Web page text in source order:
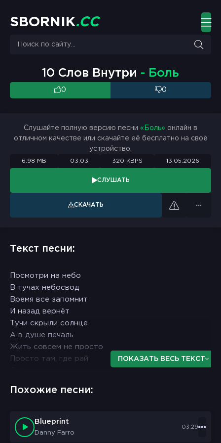
S BO R N K.CC
10 Слов Внутри - Боль
0 0
Слушайте полную версию песни «Боль» онлайн в
отличном качестве или скачайте её бесплатно на своё
устройство.
6.98 MB 03:03 320 KBPS 13.05.2026
СЛУШАТЬ
СКАЧАТЬ
Текст песни:
Посмотри на небо
В тучах небосвод
Время все запомнит
И назад вернёт
Тучи скрыли солнце
А в душе печаль
Жить совсем не просто
Просто там, где рай
Жизнь нас
Забирай себе все силы
ПОКАЗАТЬ ВЕСЬ ТЕКСТ
Похожие песни:
Blueprint
Danny Farro
03:29